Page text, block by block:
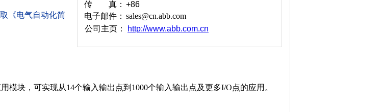
《电气自动化简
传 真： +86
电子邮件： sales@cn.abb.com
公司主页：
http://www.abb.com.cn
模块，可实现从14个输入输出点到1000个输入输出点及更多I/O点的应用。